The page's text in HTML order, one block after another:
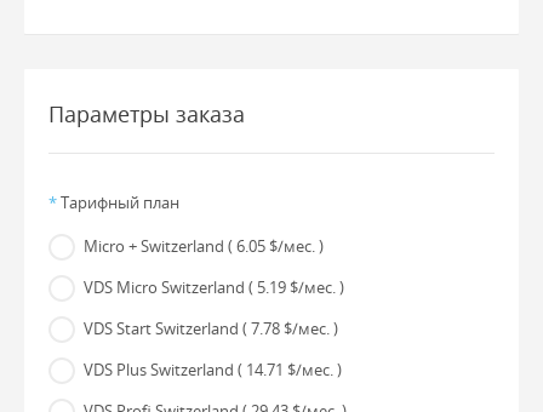
Параметры заказа
*Тарифный план
Micro + Switzerland ( 6.05 $/мес. )
VDS Micro Switzerland ( 5.19 $/мес. )
VDS Start Switzerland ( 7.78 $/мес. )
VDS Plus Switzerland ( 14.71 $/мес. )